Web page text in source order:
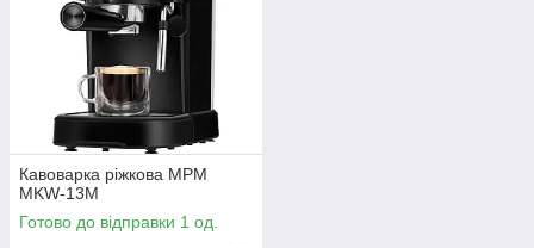
Кавоварка ріжкова MPM
MKW-13M
Готово до відправки 1 од.